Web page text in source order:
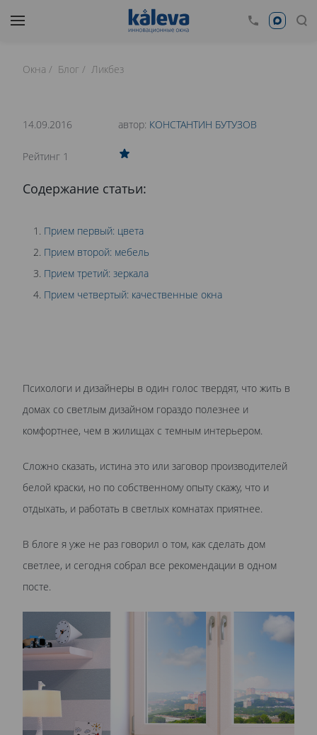
0
ПРИЕМА
Окна Блог Ликбез
Содержание статьи:
Прием первый: цвета
Прием второй: мебель
Прием третий: зеркала
Прием четвертый: качественные окна
14.09.2016 автор: КОНСТАНТИН БУТУЗОВ
Рейтинг 1
Психологи и дизайнеры в один голос твердят, что жить в
домах со светлым дизайном гораздо полезнее и
комфортнее, чем в жилищах с темным интерьером.
Сложно сказать, истина это или заговор производителей
белой краски, но по собственному опыту скажу, что и
отдыхать, и работать в светлых комнатах приятнее.
В блоге я уже не раз говорил о том, как сделать дом
светлее, и сегодня собрал все рекомендации в одном
посте.